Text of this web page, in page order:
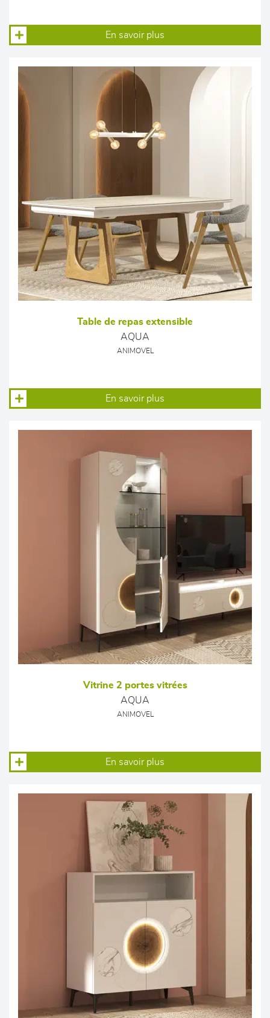
En savoir plus
Table de repas extensible
AQUA
ANIMOVEL
En savoir plus
Vitrine 2 portes vitrées
AQUA
ANIMOVEL
En savoir plus